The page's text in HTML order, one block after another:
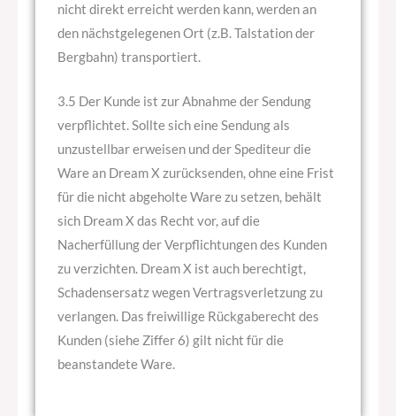
nicht direkt erreicht werden kann, werden an
den nächstgelegenen Ort (z.B. Talstation der
Bergbahn) transportiert.
3.5 Der Kunde ist zur Abnahme der Sendung
verpflichtet. Sollte sich eine Sendung als
unzustellbar erweisen und der Spediteur die
Ware an Dream X zurücksenden, ohne eine Frist
für die nicht abgeholte Ware zu setzen, behält
sich Dream X das Recht vor, auf die
Nacherfüllung der Verpflichtungen des Kunden
zu verzichten. Dream X ist auch berechtigt,
Schadensersatz wegen Vertragsverletzung zu
verlangen. Das freiwillige Rückgaberecht des
Kunden (siehe Ziffer 6) gilt nicht für die
beanstandete Ware.